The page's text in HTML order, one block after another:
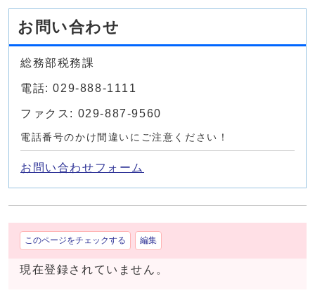
お問い合わせ
総務部税務課
電話: 029-888-1111
ファクス: 029-887-9560
電話番号のかけ間違いにご注意ください！
お問い合わせフォーム
このページをチェックする 編集
現在登録されていません。